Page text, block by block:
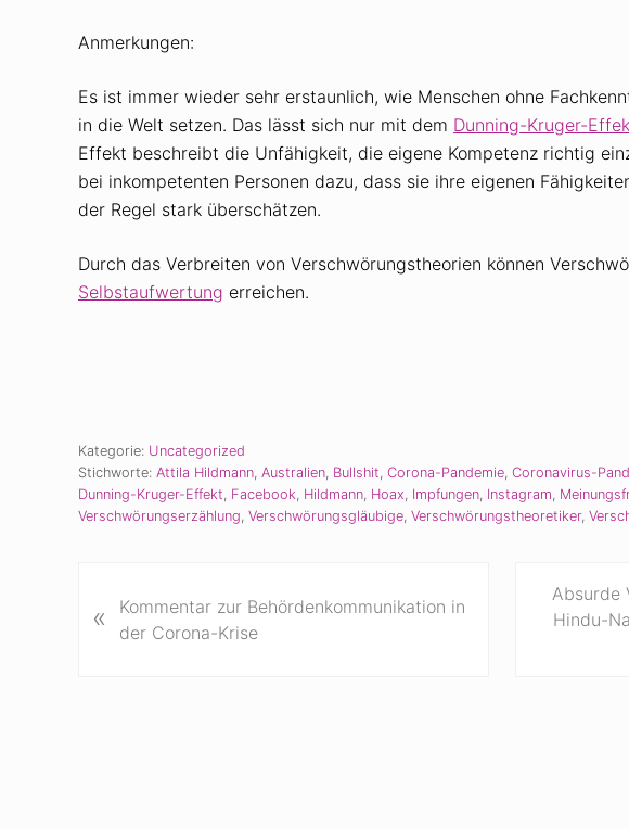
Anmerkungen:
Es ist immer wieder sehr erstaunlich, wie Menschen ohne
in die Welt setzen. Das lässt sich nur mit dem Dunning-Kruger-
Effekt beschreibt die Unfähigkeit, die eigene Kompetenz richtig
bei inkompetenten Personen dazu, dass sie ihre eigenen
der Regel stark überschätzen.
Durch das Verbreiten von Verschwörungstheorien können
Selbstaufwertung erreichen.
Kategorie: Uncategorized
Stichworte: Attila Hildmann Australien Bullshit Corona-Pandemie Coronavirus-
Dunning-Kruger-Effekt Facebook Hildmann Hoax Impfungen Instagram
Verschwörungserzählung Verschwörungsgläubige Verschwörungstheoretiker,
o
«
Kommentar zur Behördenkommunikation in
der Corona-Krise
Absurde
Hindu-